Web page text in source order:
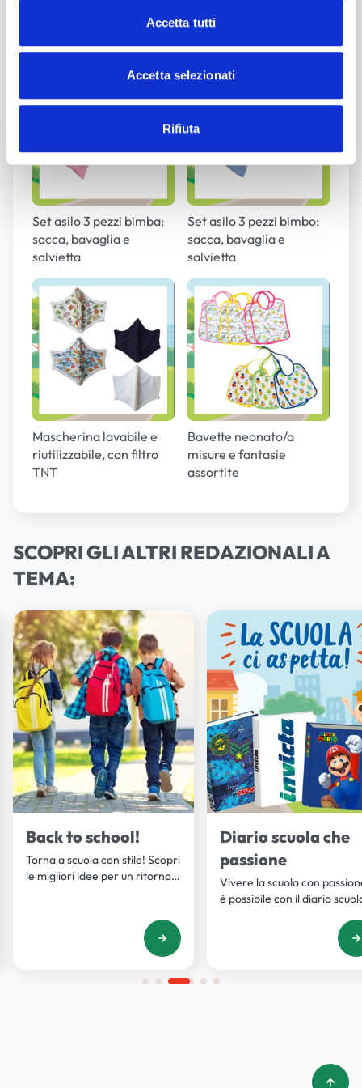
Accetta tutti
Accetta selezionati
Rifiuta
l'asciugamano
e vista la situazione di
Set asilo 3 pezzi bimba:
sacca, bavaglia e
salvietta
Set asilo 3 pezzi bimbo:
sacca, bavaglia e
salvietta
Mascherina lavabile e
riutilizzabile, con filtro
TNT
Bavette neonato/a
misure e fantasie
assortite
SCOPRI GLI ALTRI REDAZIONALI A
TEMA:
Back to school!
Torna a scuola con stile! Scopri
le migliori idee per un ritorno
Diario scuola che
passione
Vivere la scuola con
è possibile con il diario
annotare le tue emozioni e
successi. Scopri di più su Iper